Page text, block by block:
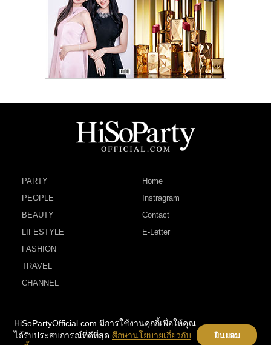
PARTY
PEOPLE
BEAUTY
LIFESTYLE
FASHION
TRAVEL
CHANNEL
Home
Instragram
Contact
E-Letter
HiSoPartyOfficial.com มีการใช้งานคุกกี้เพื่อให้คุณ
ได้รับประสบการณ์ที่ดีที่สุด ศึกษานโยบายเกี่ยวกับ
ยินยอม